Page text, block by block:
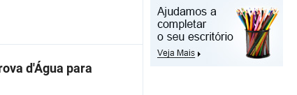
d'Água para